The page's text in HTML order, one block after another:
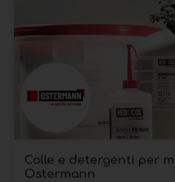
Colle e detergenti per
Ostermann